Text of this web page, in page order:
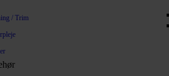
/ Trim